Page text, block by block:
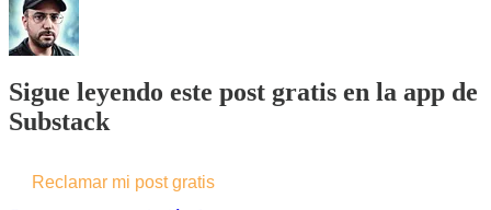
Sigue leyendo este post gratis en la app de
Substack
Reclamar mi post gratis